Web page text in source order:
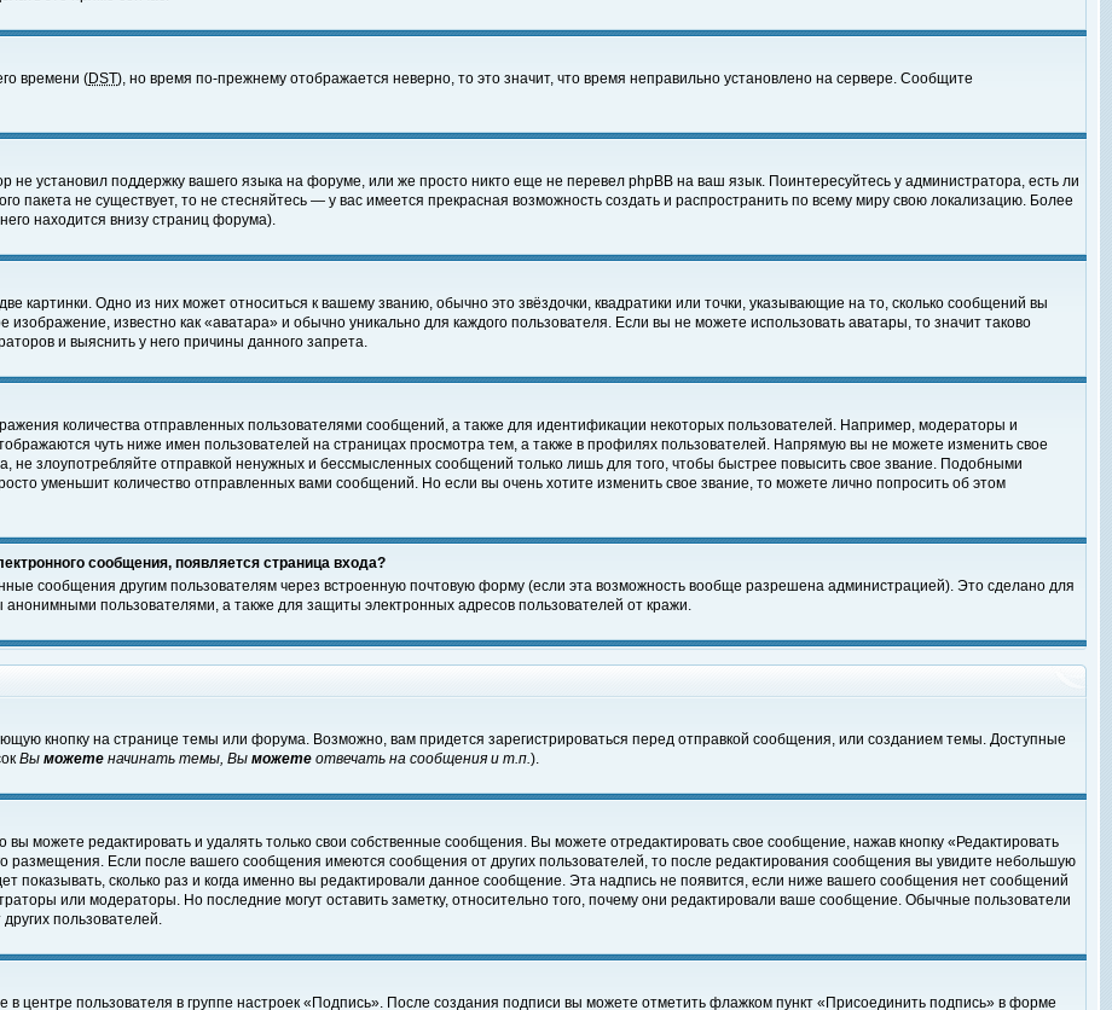
времени (DST), но время по-прежнему отображается неверно, то это значит, что время неправильно установлено на сервере. Сообщите
не установил поддержку вашего языка на форуме, или же просто никто еще не перевел phpBB на ваш язык. Поинтересуйтесь у администратора, есть ли
пакета не существует, то не стесняйтесь — у вас имеется прекрасная возможность создать и распространить по всему миру свою локализацию. Более
находится внизу страниц форума).
картинки. Одно из них может относиться к вашему званию, обычно это звёздочки, квадратики или точки, указывающие на то, сколько сообщений вы
известно как «аватара» и обычно уникально для каждого пользователя. Если вы не можете использовать аватары, то значит таково
и выяснить у него причины данного запрета.
количества отправленных пользователями сообщений, а также для идентификации некоторых пользователей. Например, модераторы и
чуть ниже имен пользователей на страницах просмотра тем, а также в профилях пользователей. Напрямую вы не можете изменить свое
не злоупотребляйте отправкой ненужных и бессмысленных сообщений только лишь для того, чтобы быстрее повысить свое звание. Подобными
уменьшит количество отправленных вами сообщений. Но если вы очень хотите изменить свое звание, то можете лично попросить об этом
сообщения, появляется страница входа?
сообщения другим пользователям через встроенную почтовую форму (если эта возможность вообще разрешена администрацией). Это сделано для
пользователями, а также для защиты электронных адресов пользователей от кражи.
кнопку на странице темы или форума. Возможно, вам придется зарегистрироваться перед отправкой сообщения, или созданием темы. Доступные
Вы можете начинать темы, Вы можете отвечать на сообщения и т.п.).
можете редактировать и удалять только свои собственные сообщения. Вы можете отредактировать свое сообщение, нажав кнопку «Редактировать
размещения. Если после вашего сообщения имеются сообщения от других пользователей, то после редактирования сообщения вы увидите небольшую
показывать, сколько раз и когда именно вы редактировали данное сообщение. Эта надпись не появится, если ниже вашего сообщения нет сообщений
или модераторы. Но последние могут оставить заметку, относительно того, почему они редактировали ваше сообщение. Обычные пользователи
пользователей.
центре пользователя в группе настроек «Подпись». После создания подписи вы можете отметить флажком пункт «Присоединить подпись» в форме